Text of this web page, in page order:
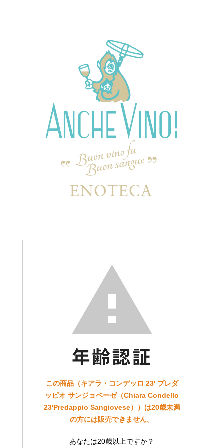
この商品（キアラ・コンデッロ 23' プレダ
ッピオ サンジョベーゼ（Chiara Condello
23'Predappio Sangiovese））は20歳未満
の方には販売できません。
あなたは20歳以上ですか？